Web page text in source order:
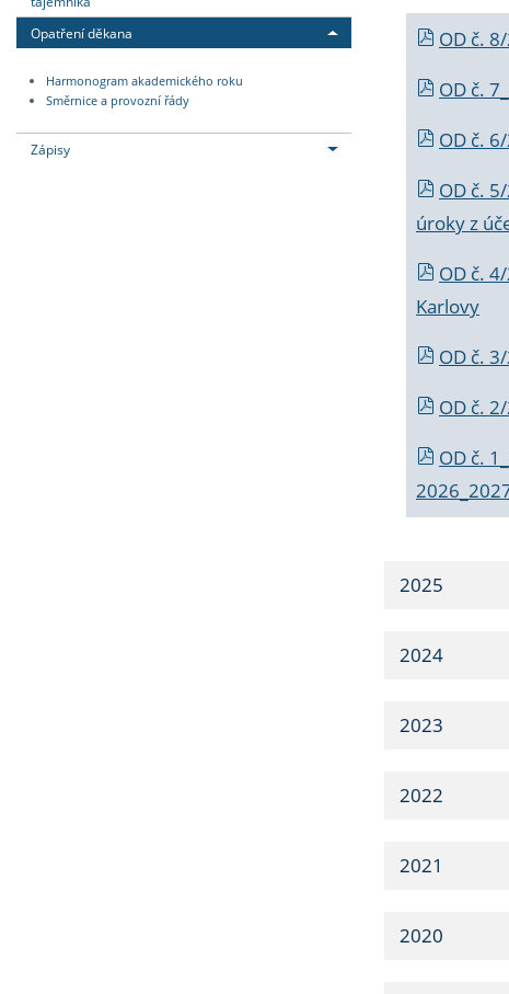
Opatření děkana
Harmonogram akademického roku
Směrnice a provozní řády
Zápisy
OD č.
OD č.
OD č.
OD č.
úroky z
OD č.
Karlovy
OD č.
OD č.
OD č.
2025
2024
2023
2022
2021
2020